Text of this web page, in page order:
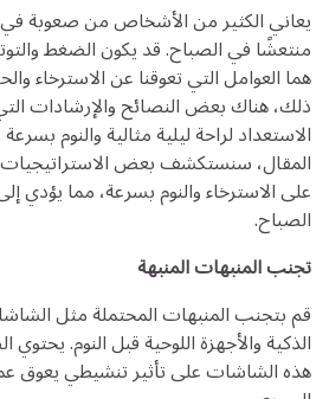
يعاني الكثير من الأشخاص من صعوبة في
منتعشًا في الصباح. قد يكون الضغط
هما العوامل التي تعوقنا عن الاسترخاء
ذلك، هناك بعض النصائح والإرشادات
الاستعداد لراحة ليلية مثالية والنوم
المقال، سنستكشف بعض
على الاسترخاء والنوم بسرعة، مما
الصباح.
تجنب المنبهات المنبهة
قم بتجنب المنبهات المحتملة مثل
الذكية والأجهزة اللوحية قبل النوم. يحتوي
هذه الشاشات على تأثير تنشيطي يعوق